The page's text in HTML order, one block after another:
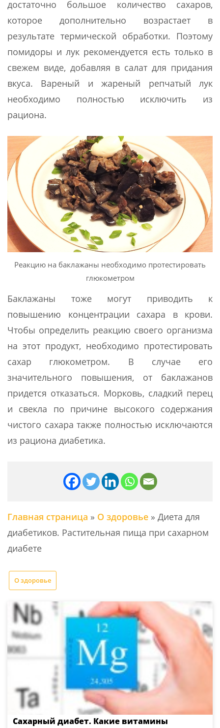
достаточно большое количество сахаров,
которое дополнительно возрастает в
результате термической обработки. Поэтому
помидоры и лук рекомендуется есть только в
свежем виде, добавляя в салат для придания
вкуса. Вареный и жареный репчатый лук
необходимо полностью исключить из
рациона.
Реакцию на баклажаны необходимо протестировать
глюкометром
Баклажаны тоже могут приводить к
повышению концентрации сахара в крови.
Чтобы определить реакцию своего организма
на этот продукт, необходимо протестировать
сахар глюкометром. В случае его
значительного повышения, от баклажанов
придется отказаться. Морковь, сладкий перец
и свекла по причине высокого содержания
чистого сахара также полностью исключаются
из рациона диабетика.
Главная страница » О здоровье » Диета для
диабетиков. Растительная пища при сахарном
диабете
О здоровье
Сахарный диабет. Какие витамины